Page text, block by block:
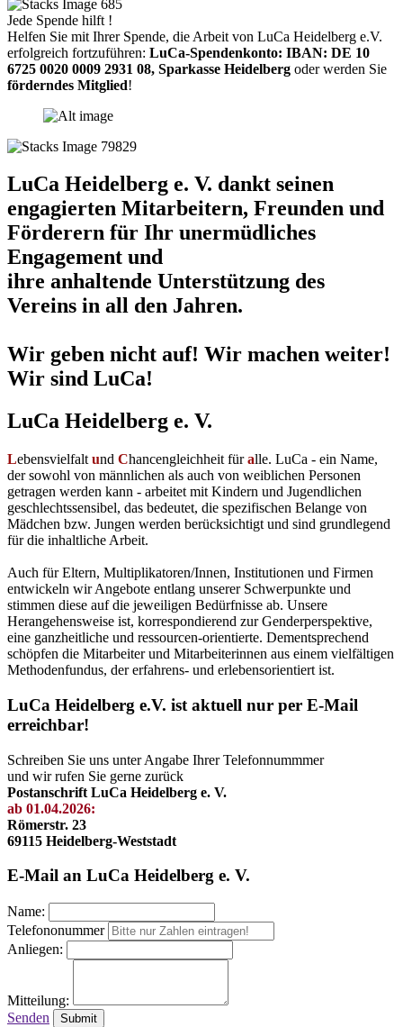
Jede Spende hilft !
Helfen Sie mit Ihrer Spende, die Arbeit von LuCa Heidelberg e.V.
erfolgreich fortzuführen: LuCa-Spendenkonto: IBAN: DE 10
6725 0020 0009 2931 08, Sparkasse Heidelberg oder werden Sie
förderndes Mitglied!
LuCa Heidelberg e. V. dankt seinen
engagierten Mitarbeitern, Freunden und
Förderern für Ihr unermüdliches
Engagement und
ihre anhaltende Unterstützung des
Vereins in all den Jahren.
Wir geben nicht auf! Wir machen weiter!
Wir sind LuCa!
LuCa Heidelberg e. V.
Lebensvielfalt und Chancengleichheit füralle. LuCa - ein Name,
der sowohl von männlichen als auch von weiblichen Personen
getragen werden kann - arbeitet mit Kindern und Jugendlichen
geschlechtssensibel, das bedeutet, die spezifischen Belange von
Mädchen bzw. Jungen werden berücksichtigt und sind grundlegend
für die inhaltliche Arbeit.
Auch für Eltern, Multiplikatoren/Innen, Institutionen und Firmen
entwickeln wir Angebote entlang unserer Schwerpunkte und
stimmen diese auf die jeweiligen Bedürfnisse ab. Unsere
Herangehensweise ist, korrespondierend zur Genderperspektive,
eine ganzheitliche und ressourcen-orientierte. Dementsprechend
schöpfen die Mitarbeiter und Mitarbeiterinnen aus einem vielfältigen
Methodenfundus, der erfahrens- und erlebensorientiert ist.
LuCa Heidelberg e.V. ist aktuell nur per E-Mail
erreichbar!
Schreiben Sie uns unter Angabe Ihrer Telefonnummmer
und wir rufen Sie gerne zurück
Postanschrift LuCa Heidelberg e. V.
ab 01.04.2026:
Römerstr. 23
69115 Heidelberg-Weststadt
E-Mail an LuCa Heidelberg e. V.
Name:
Telefononummer
Anliegen:
Mitteilung:
Senden